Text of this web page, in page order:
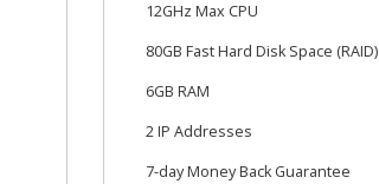
12GHz Max CPU
80GB Fast Hard Disk Space (RAID)
6GB RAM
2 IP Addresses
7-day Money Back Guarantee